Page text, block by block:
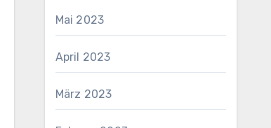
Mai 2023
April 2023
März 2023